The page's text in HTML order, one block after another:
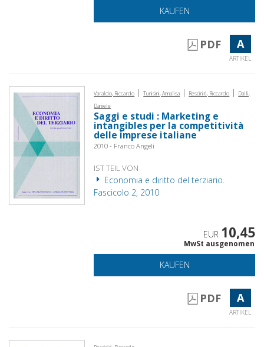
KAUFEN
PDF A
ARTIKEL
Varaldo, Riccardo | Tunisini, Annalisa | Resciniti, Riccardo |
Dalli,
Daniele
Saggi e studi : Marketing e
intangibles per la competitività
delle imprese italiane
2010 - Franco Angeli
IST TEIL VON
Economia e diritto del terziario.
Fascicolo 2, 2010
EUR 10,45
MwSt ausgenomen
KAUFEN
PDF A
ARTIKEL